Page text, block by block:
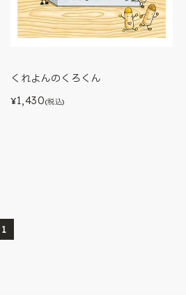
くれよんのくろくん
¥1,430(税込)
1